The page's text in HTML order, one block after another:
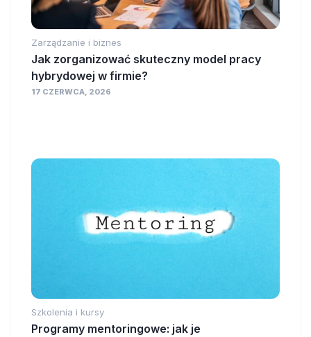
Zarządzanie i biznes
Jak zorganizować skuteczny model pracy
hybrydowej w firmie?
17 CZERWCA, 2026
Szkolenia i kursy
Programy mentoringowe: jak je